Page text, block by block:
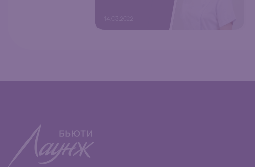
14.03.2022